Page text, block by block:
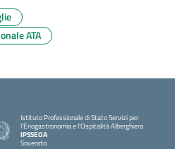
ATA
Istituto Professionale di Stato Servizi per
l'Enogastronomia e l'Ospitalità Alberghiera
IPSSEOA
Soverato